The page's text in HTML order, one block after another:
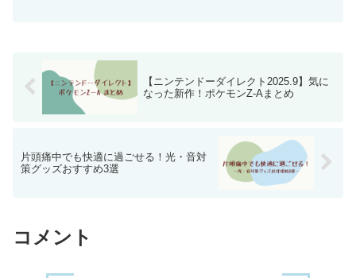
【ニンテンドーダイレクト2025.9】気に
なった新作！ポケモンZ-Aまとめ
片頭痛中でも快適に過ごせる！光・音対
策グッズおすすめ3選
コメント